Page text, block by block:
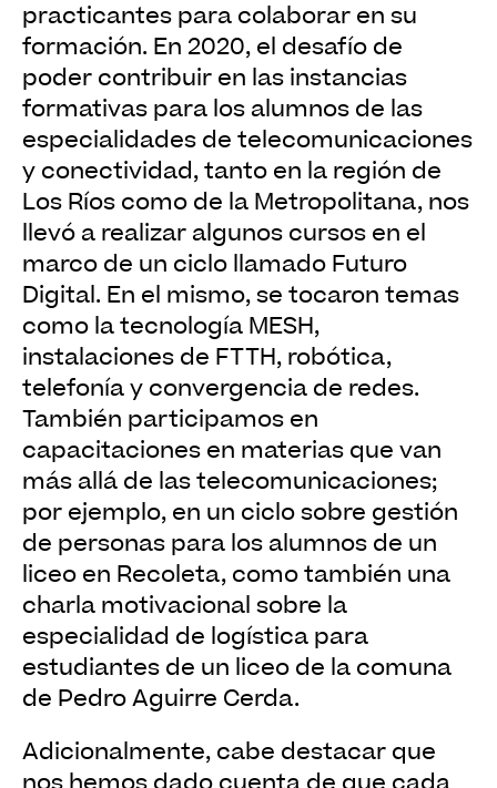
practicantes para colaborar en su
formación. En 2020, el desafío de
poder contribuir en las instancias
formativas para los alumnos de las
especialidades de telecomunicaciones
y conectividad, tanto en la región de
Los Ríos como de la Metropolitana, nos
llevó a realizar algunos cursos en el
marco de un ciclo llamado Futuro
Digital. En el mismo, se tocaron temas
como la tecnología MESH,
instalaciones de FTTH, robótica,
telefonía y convergencia de redes.
También participamos en
capacitaciones en materias que van
más allá de las telecomunicaciones;
por ejemplo, en un ciclo sobre gestión
de personas para los alumnos de un
liceo en Recoleta, como también una
charla motivacional sobre la
especialidad de logística para
estudiantes de un liceo de la comuna
de Pedro Aguirre Cerda.
Adicionalmente, cabe destacar que